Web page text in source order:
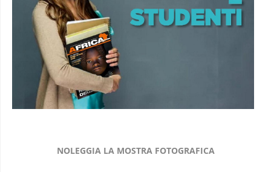
NOLEGGIA LA MOSTRA FOTOGRAFICA